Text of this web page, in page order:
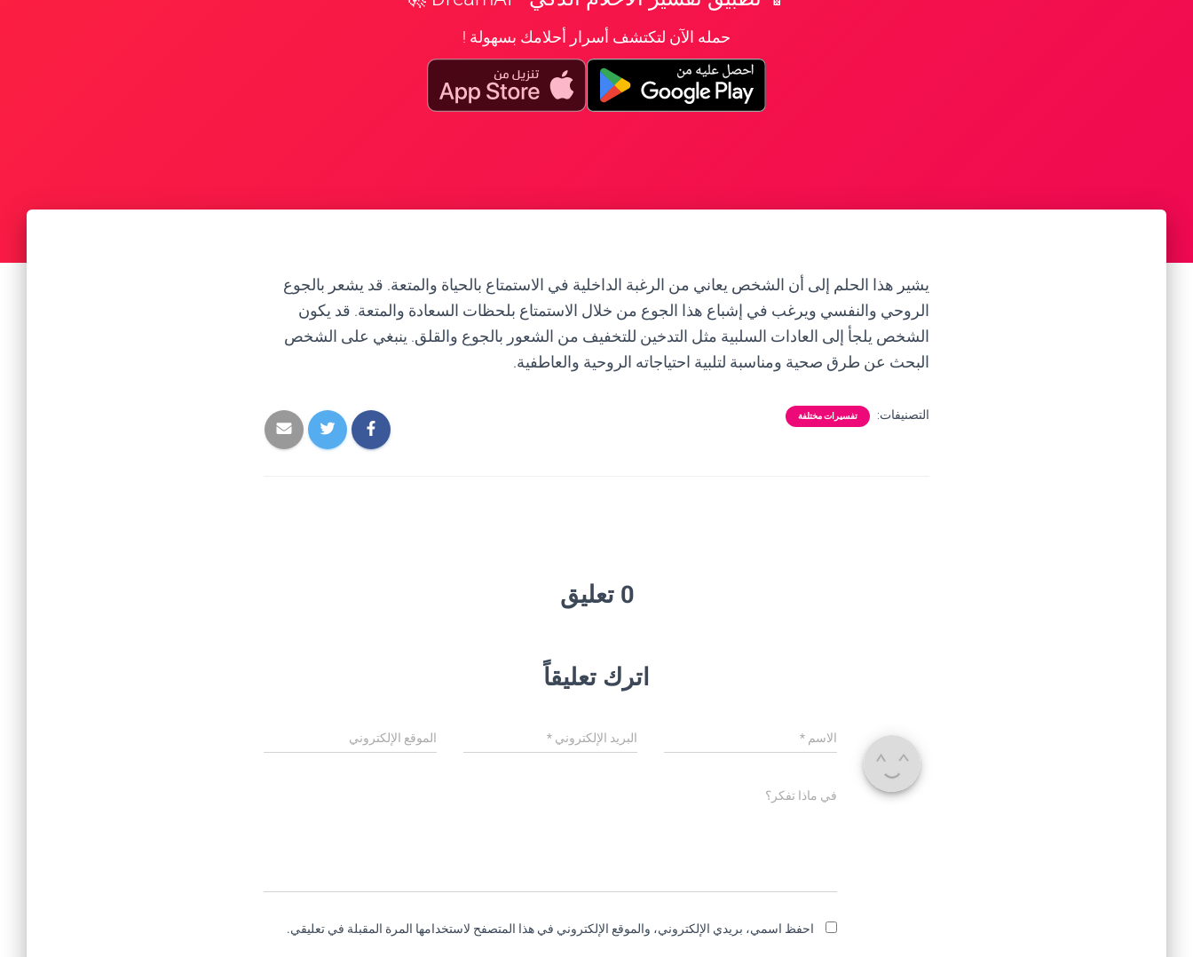
حمله الآن لتكتشف أسرار أحلامك بسهولة !
يشير هذا الحلم إلى أن الشخص يعاني من الرغبة الداخلية في الاستمتاع بالحياة والمتعة. قد يشعر بالجوع
الروحي والنفسي ويرغب في إشباع هذا الجوع من خلال الاستمتاع بلحظات السعادة والمتعة. قد يكون
الشخص يلجأ إلى العادات السلبية مثل التدخين للتخفيف من الشعور بالجوع والقلق. ينبغي على الشخص
البحث عن طرق صحية ومناسبة لتلبية احتياجاته الروحية والعاطفية.
التصنيفات: تفسيرات مختلفة
0 تعليق
اترك تعليقاً
الاسم * البريد الإلكتروني* الموقع الإلكتروني
في ماذا تفكر؟
احفظ اسمي، بريدي الإلكتروني، والموقع الإلكتروني في هذا المتصفح لاستخدامها المرة المقبلة في تعليقي.